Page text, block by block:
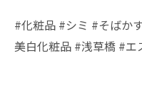
#化粧品 #シミ #そばか
美白化粧品 #浅草橋 #